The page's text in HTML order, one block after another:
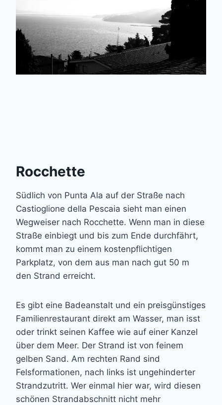
Rocchette
Südlich von Punta Ala auf der Straße nach
Castioglione della Pescaia sieht man einen
Wegweiser nach Rocchette. Wenn man in diese
Straße einbiegt und bis zum Ende durchfährt,
kommt man zu einem kostenpflichtigen
Parkplatz, von dem aus man nach gut 50 m
den Strand erreicht.
Es gibt eine Badeanstalt und ein preisgünstiges
Familienrestaurant direkt am Wasser, man isst
oder trinkt seinen Kaffee wie auf einer Kanzel
über dem Meer. Der Strand ist von feinem
gelben Sand. Am rechten Rand sind
Felsformationen, nach links ist ungehinderter
Strandzutritt. Wer einmal hier war, wird diesen
schönen Strandabschnitt nicht mehr